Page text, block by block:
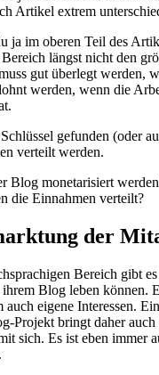
Artikel extrem
ja im oberen Teil des
längst nicht den
gut überlegt werden,
werden, wenn die
gefunden (oder
verteilt werden.
Blog monetarisiert
die Einnahmen verteilt?
der
Bereich gibt
Blog leben können.
auch eigene Interessen.
Projekt bringt daher auch
sich. Es ist eben immer